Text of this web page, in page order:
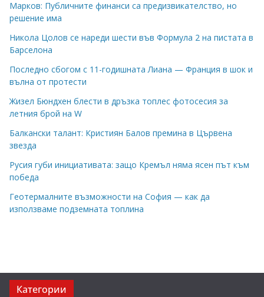
Марков: Публичните финанси са предизвикателство, но
решение има
Никола Цолов се нареди шести във Формула 2 на пистата в
Барселона
Последно сбогом с 11-годишната Лиана — Франция в шок и
вълна от протести
Жизел Бюндхен блести в дръзка топлес фотосесия за
летния брой на W
Балкански талант: Кристиян Балов премина в Цървена
звезда
Русия губи инициативата: защо Кремъл няма ясен път към
победа
Геотермалните възможности на София — как да
използваме подземната топлина
Категории